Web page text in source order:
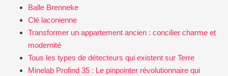
Balle Brenneke
Clé laconienne
Transformer un appartement ancien : concilier charme et
modernité
Tous les types de détecteurs qui existent sur Terre
Minelab Profind 35 : Le pinpointer révolutionnaire qui